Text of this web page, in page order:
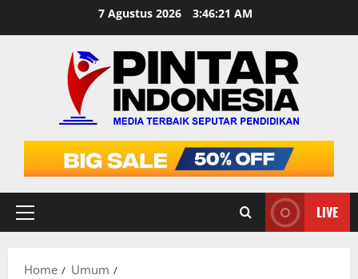
7 Agustus 2026 3:46:22 AM
Primary
LIVE
Home
Umum